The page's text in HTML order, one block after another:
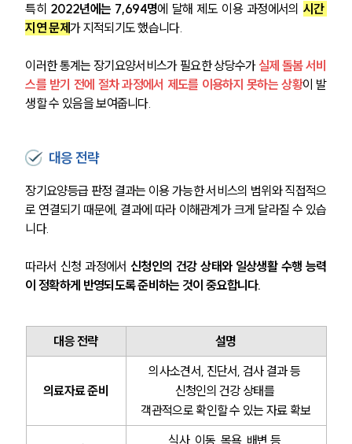
그룹소개
대륜의 강점
오시는 길
글로벌 파트너 로펌
고객의 소리
업무사례
법률정보
법률지식인
고객후기
헌법·행정·규제·개혁그룹 업무
전체
특히 2022년에는 7,694명에 달해 제도 이용 과정에서의 시간
지연 문제가 지적되기도 했습니다.
이러한 통계는 장기요양서비스가 필요한 상당수가 실제 돌봄 서비
스를 받기 전에 절차 과정에서 제도를 이용하지 못하는 상황이 발
생할 수 있음을 보여줍니다.
대응 전략
장기요양등급 판정 결과는 이용 가능한 서비스의 범위와 직접적으
로 연결되기 때문에, 결과에 따라 이해관계가 크게 달라질 수 있습
니다.
따라서 신청 과정에서 신청인의 건강 상태와 일상생활 수행 능력
이 정확하게 반영되도록 준비하는 것이 중요합니다.
대응 전략 설명
의료자료 준비
의사소견서, 진단서, 검사 결과 등
신청인의 건강 상태를
객관적으로 확인할 수 있는 자료 확보
식사, 이동, 목욕, 배변 등